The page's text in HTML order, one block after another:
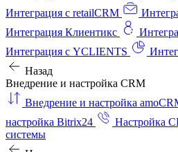
Интеграция с retailCRM
Интеграция Клиентикс
Интеграция с YCLIENTS
Назад
Внедрение и настройка CRM
Внедрение и настройка
настройка Bitrix24
Настройка
системы